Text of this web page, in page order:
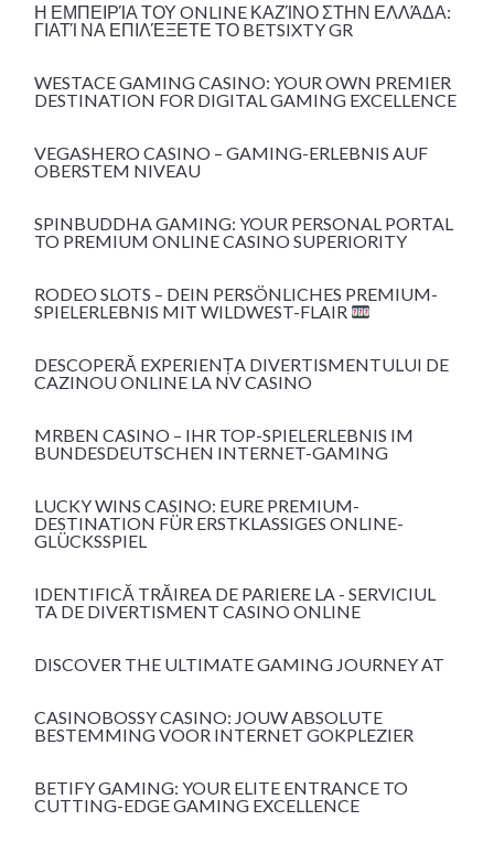
Η ΕΜΠΕΙΡΊΑ ΤΟΥ ONLINE ΚΑΖΊΝΟ ΣΤΗΝ ΕΛΛΆΔΑ:
ΓΙΑΤΊ ΝΑ ΕΠΙΛΈΞΕΤΕ ΤΟ BETSIXTY GR
WESTACE GAMING CASINO: YOUR OWN PREMIER
DESTINATION FOR DIGITAL GAMING EXCELLENCE
VEGASHERO CASINO – GAMING-ERLEBNIS AUF
OBERSTEM NIVEAU
SPINBUDDHA GAMING: YOUR PERSONAL PORTAL
TO PREMIUM ONLINE CASINO SUPERIORITY
RODEO SLOTS – DEIN PERSÖNLICHES PREMIUM-
SPIELERLEBNIS MIT WILDWEST-FLAIR
DESCOPERĂ EXPERIENȚA DIVERTISMENTULUI DE
CAZINOU ONLINE LA NV CASINO
MRBEN CASINO – IHR TOP-SPIELERLEBNIS IM
BUNDESDEUTSCHEN INTERNET-GAMING
LUCKY WINS CASINO: EURE PREMIUM-
DESTINATION FÜR ERSTKLASSIGES ONLINE-
GLÜCKSSPIEL
IDENTIFICĂ TRĂIREA DE PARIERE LA - SERVICIUL
TA DE DIVERTISMENT CASINO ONLINE
DISCOVER THE ULTIMATE GAMING JOURNEY AT
CASINOBOSSY CASINO: JOUW ABSOLUTE
BESTEMMING VOOR INTERNET GOKPLEZIER
BETIFY GAMING: YOUR ELITE ENTRANCE TO
CUTTING-EDGE GAMING EXCELLENCE